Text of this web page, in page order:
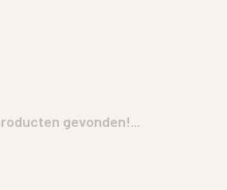
gevonden!...